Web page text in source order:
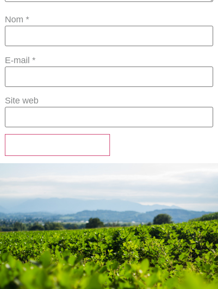
Nom *
E-mail *
Site web